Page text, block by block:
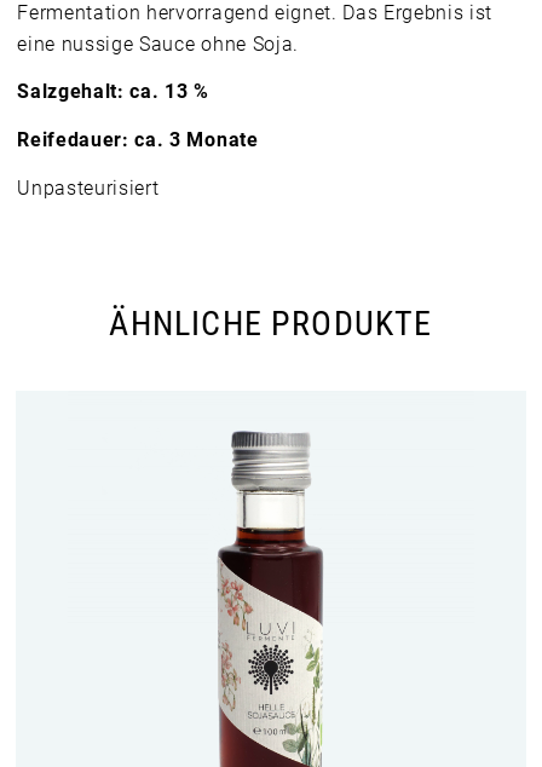
Fermentation hervorragend eignet. Das Ergebnis ist
eine nussige Sauce ohne Soja.
Salzgehalt: ca. 13 %
Reifedauer: ca. 3 Monate
Unpasteurisiert
ÄHNLICHE PRODUKTE